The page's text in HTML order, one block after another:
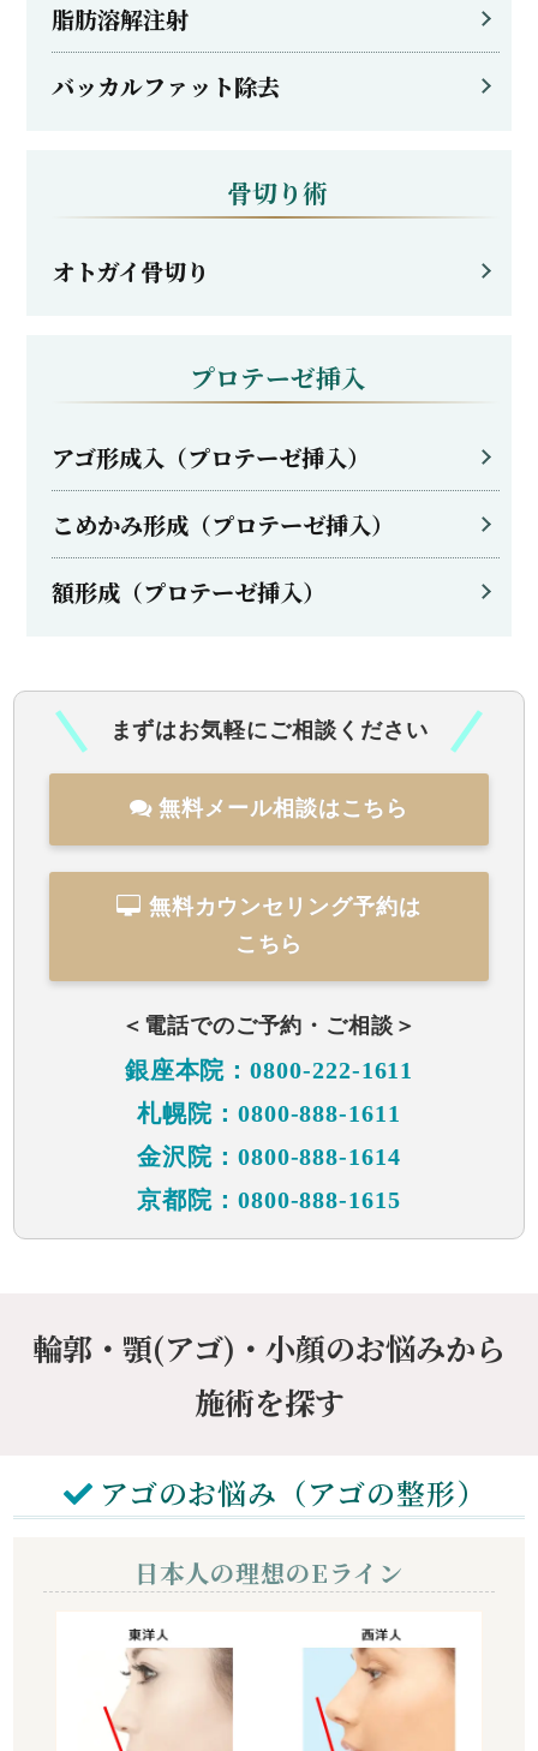
脂肪溶解注射
バッカルファット除去
骨切り術
オトガイ骨切り
プロテーゼ挿入
アゴ形成入（プロテーゼ挿入）
こめかみ形成（プロテーゼ挿入）
額形成（プロテーゼ挿入）
まずはお気軽にご相談ください
無料メール相談はこちら
無料カウンセリング予約は
こちら
＜電話でのご予約・ご相談＞
銀座本院：0800-222-1611
札幌院：0800-888-1611
金沢院：0800-888-1614
京都院：0800-888-1615
輪郭・顎(アゴ)・小顔のお悩みから
施術を探す
アゴのお悩み（アゴの整形）
日本人の理想のEライン